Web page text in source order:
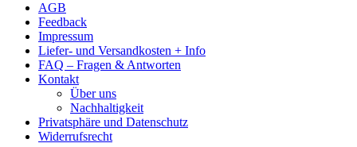
AGB
Feedback
Impressum
Liefer- und Versandkosten + Info
FAQ – Fragen & Antworten
Kontakt
Über uns
Nachhaltigkeit
Privatsphäre und Datenschutz
Widerrufsrecht